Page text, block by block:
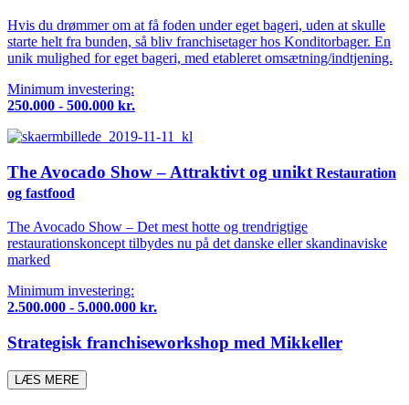
Hvis du drømmer om at få foden under eget bageri, uden at skulle
starte helt fra bunden, så bliv franchisetager hos Konditorbager. En
unik mulighed for eget bageri, med etableret omsætning/indtjening.
Minimum investering:
250.000 - 500.000 kr.
The Avocado Show – Attraktivt og unikt Restauration
og fastfood
The Avocado Show – Det mest hotte og trendrigtige
restaurationskoncept tilbydes nu på det danske eller skandinaviske
marked
Minimum investering:
2.500.000 - 5.000.000 kr.
Strategisk franchiseworkshop med Mikkeller
LÆS MERE